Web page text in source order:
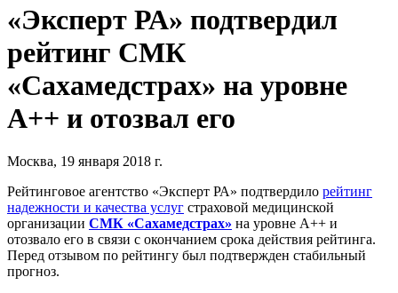
«Эксперт РА» подтвердил
рейтинг СМК
«Сахамедстрах» на уровне
А++ и отозвал его
Москва, 19 января 2018 г.
Рейтинговое агентство «Эксперт РА» подтвердило рейтинг
надежности и качества услуг страховой медицинской
организации СМК «Сахамедстрах» на уровне А++ и
отозвало его в связи с окончанием срока действия рейтинга.
Перед отзывом по рейтингу был подтвержден стабильный
прогноз.